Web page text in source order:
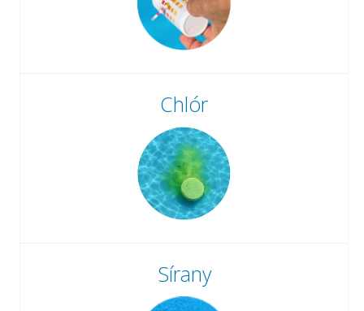
Chlór
Sírany